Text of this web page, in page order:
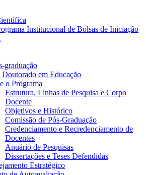
Institucional de Bolsas de Iniciação
graduação
Doutorado em Educação
o Programa
Estrutura, Linhas de Pesquisa e Corpo
Docente
Objetivos e Histórico
Comissão de Pós-Graduação
Credenciamento e Recredenciamento de
Docentes
Anuário de Pesquisas
Dissertações e Teses Defendidas
Estratégico